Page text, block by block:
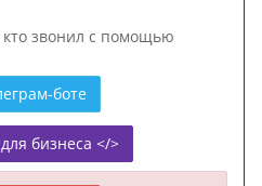
кто звонил с помощью
боте
бизнеса </>